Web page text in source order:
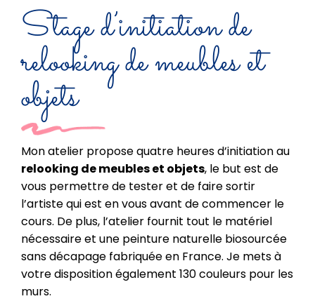
Stage d’initiation de
relooking de meubles et
objets
Mon atelier propose quatre heures d’initiation au
relooking de meubles et objets, le but est de
vous permettre de tester et de faire sortir
l’artiste qui est en vous avant de commencer le
cours. De plus, l’atelier fournit tout le matériel
nécessaire et une peinture naturelle biosourcée
sans décapage fabriquée en France. Je mets à
votre disposition également 130 couleurs pour les
murs.